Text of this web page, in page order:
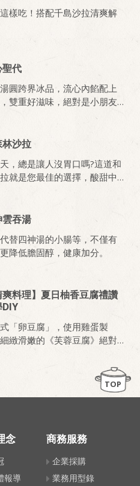
樣吃！搭配千島沙拉清爽解
代
圓跨界冰品，流心內餡配上
雙重好滋味，絕對是小朋友
沙拉
，總是讓人沒胃口嗎?這道和
就是您最佳的選擇，酸甜中
熱量，還能補足一天所需營
吞湯
替四神湯的小腸等，不僅有
降低膽固醇，健康加分。
爽料理】夏日柚香豆腐禮讚
「卵豆腐」，使用雞蛋製
緻滑嫩的《芙蓉豆腐》絕對
內附柴魚醬汁，就是一道清爽
理！除此之外，搭些爽脆蔬
揮一些創意擺盤，也能變化出
豆腐禮讚》吧！
TOP
念
報導
商務服務
企業採購
業務用型錄